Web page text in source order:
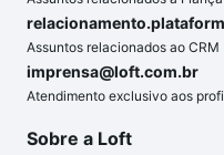
Assuntos relacionados ao CRM
imprensa@loft.com.br
Atendimento exclusivo aos
Sobre a Loft